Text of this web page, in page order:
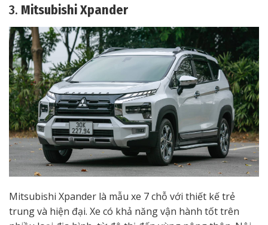
3. Mitsubishi Xpander
Mitsubishi Xpander là mẫu xe 7 chỗ với thiết kế trẻ
trung và hiện đại. Xe có khả năng vận hành tốt trên